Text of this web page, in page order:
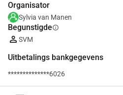
Organisator
Sylvia van Manen
Begunstigdeinfo
SVM
Uitbetalings bankgegevens
**************6026